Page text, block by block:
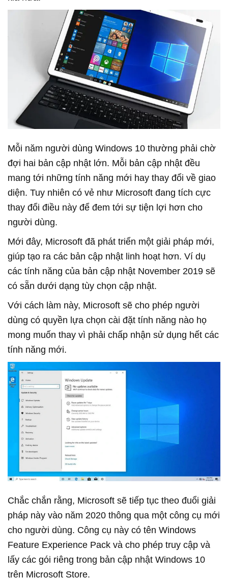
Mỗi năm người dùng Windows 10 thường phải chờ
đợi hai bản cập nhật lớn. Mỗi bản cập nhật đều
mang tới những tính năng mới hay thay đổi về giao
diện. Tuy nhiên có vẻ như Microsoft đang tích cực
thay đổi điều này để đem tới sự tiện lợi hơn cho
người dùng.
Mới đây, Microsoft đã phát triển một giải pháp mới,
giúp tạo ra các bản cập nhật linh hoạt hơn. Ví dụ
các tính năng của bản cập nhật November 2019 sẽ
có sẵn dưới dạng tùy chọn cập nhật.
Với cách làm này, Microsoft sẽ cho phép người
dùng có quyền lựa chọn cài đặt tính năng nào họ
mong muốn thay vì phải chấp nhận sử dụng hết các
tính năng mới.
Chắc chắn rằng, Microsoft sẽ tiếp tục theo đuổi giải
pháp này vào năm 2020 thông qua một công cụ mới
cho người dùng. Công cụ này có tên Windows
Feature Experience Pack và cho phép truy cập và
lấy các gói riêng trong bản cập nhật Windows 10
trên Microsoft Store.